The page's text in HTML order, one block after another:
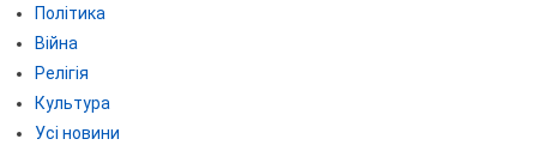
Політика
Війна
Релігія
Культура
Усі новини